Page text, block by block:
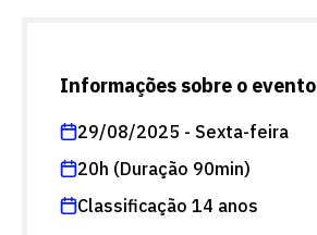
Informações sobre o evento
29/08/2025 - Sexta-feira
20h (Duração 90min)
Classificação 14 anos